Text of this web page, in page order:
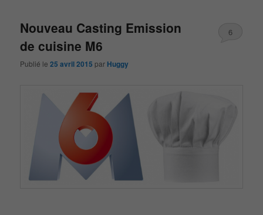
Nouveau Casting Emission
de cuisine M6
Publié le25 avril 2015 par Huggy
6